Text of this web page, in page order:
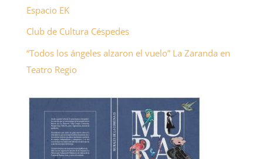
Espacio EK
Club de Cultura Céspedes
“Todos los ángeles alzaron el vuelo” La Zaranda en
Teatro Regio